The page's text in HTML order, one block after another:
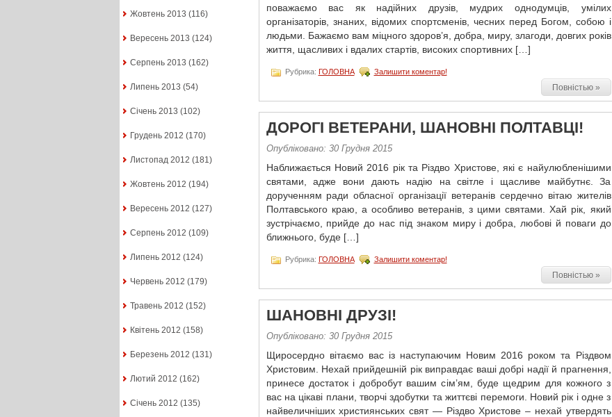
Жовтень 2013 (116)
Вересень 2013 (124)
Серпень 2013 (162)
Липень 2013 (54)
Січень 2013 (102)
Грудень 2012 (170)
Листопад 2012 (181)
Жовтень 2012 (194)
Вересень 2012 (127)
Серпень 2012 (109)
Липень 2012 (124)
Червень 2012 (179)
Травень 2012 (152)
Квітень 2012 (158)
Березень 2012 (131)
Лютий 2012 (162)
Січень 2012 (135)
поважаємо вас як надійних друзів, мудрих однодумців, умілих
організаторів, знаних, відомих спортсменів, чесних перед Богом, собою і
людьми. Бажаємо вам міцного здоров’я, добра, миру, злагоди, довгих років
життя, щасливих і вдалих стартів, високих спортивних […]
Рубрика: ГОЛОВНА Залишити коментар!
Повністью »
ДОРОГІ ВЕТЕРАНИ, ШАНОВНІ ПОЛТАВЦІ!
Опубліковано: 30 Грудня 2015
Наближається Новий 2016 рік та Різдво Христове, які є найулюбленішими
святами, адже вони дають надію на світле і щасливе майбутнє. За
дорученням ради обласної організації ветеранів сердечно вітаю жителів
Полтавського краю, а особливо ветеранів, з цими святами. Хай рік, який
зустрічаємо, прийде до нас під знаком миру і добра, любові й поваги до
ближнього, буде […]
Рубрика: ГОЛОВНА Залишити коментар!
Повністью »
ШАНОВНІ ДРУЗІ!
Опубліковано: 30 Грудня 2015
Щиросердно вітаємо вас із наступаючим Новим 2016 роком та Різдвом
Христовим. Нехай прийдешній рік виправдає ваші добрі надії й прагнення,
принесе достаток і добробут вашим сім’ям, буде щедрим для кожного з
вас на цікаві плани, творчі здобутки та життєві перемоги. Новий рік і одне з
найвеличніших християнських свят — Різдво Христове – нехай утвердять